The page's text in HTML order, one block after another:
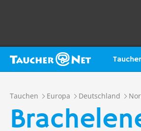
Tauchen Europa Deutschland